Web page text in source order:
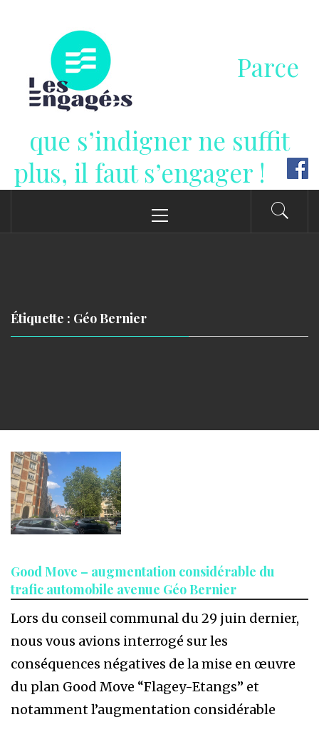
contenu
Parce
que s’indigner ne suffit
plus, il faut s’engager !
principal
Étiquette : Géo Bernier
Good Move – augmentation considérable du
trafic automobile avenue Géo Bernier
Lors du conseil communal du 29 juin dernier,
nous vous avions interrogé sur les
conséquences négatives de la mise en œuvre
du plan Good Move “Flagey-Etangs” et
notamment l’augmentation considérable